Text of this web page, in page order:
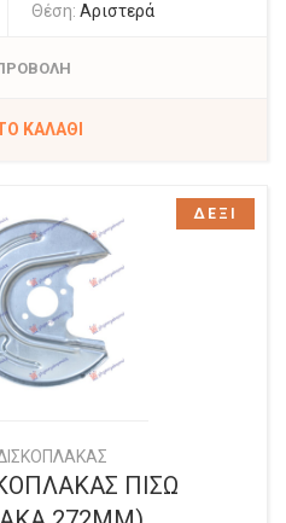
Θέση: Αριστερά
ΚΑΛΆΘΙ
ΠΙΣΩ
ΔΕΞΙ